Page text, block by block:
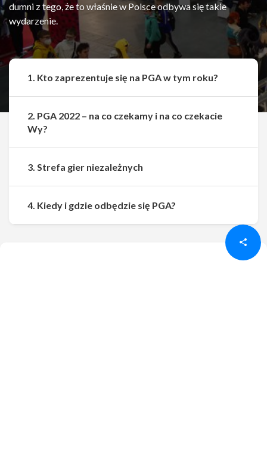
dumni z tego, że to właśnie w Polsce odbywa się takie
wydarzenie.
Udostępnij
1. Kto zaprezentuje się na PGA w tym roku?
2. PGA 2022 – na co czekamy i na co czekacie
Wy?
3. Strefa gier niezależnych
4. Kiedy i gdzie odbędzie się PGA?